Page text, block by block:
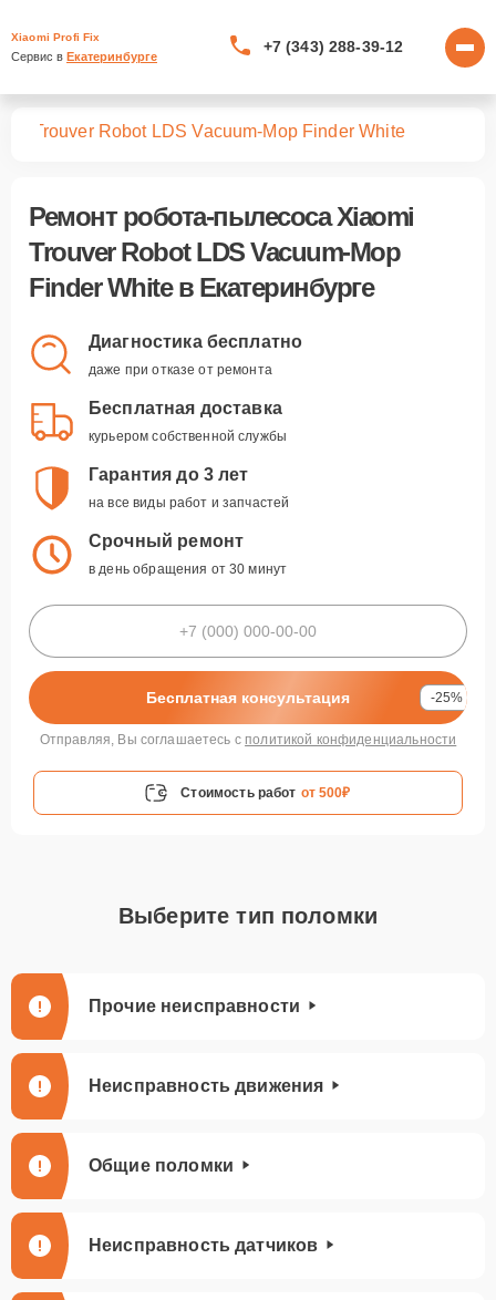
Xiaomi Profi Fix
Сервис в Екатеринбурге
+7 (343) 288-39-12
Trouver Robot LDS Vacuum-Mop Finder White
Ремонт робота-пылесоса Xiaomi
Trouver Robot LDS Vacuum-Mop
Finder Whiteв Екатеринбурге
Диагностика бесплатно
даже при отказе от ремонта
Бесплатная доставка
курьером собственной службы
Гарантия до 3 лет
на все виды работ и запчастей
Срочный ремонт
в день обращения от 30 минут
Бесплатная консультация -25%
Отправляя, Вы соглашаетесь с политикой конфиденциальности
Стоимость работ от 500₽
Выберите тип поломки
Прочие неисправности
Неисправность движения
Общие поломки
Неисправность датчиков